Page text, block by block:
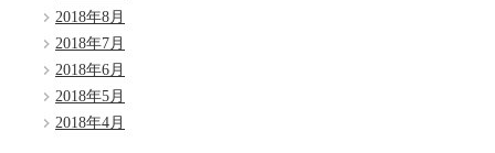
2018年8月
2018年7月
2018年6月
2018年5月
2018年4月